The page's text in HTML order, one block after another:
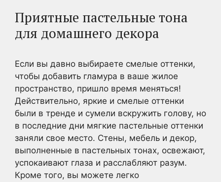
Приятные пастельные тона
для домашнего декора
Если вы давно выбираете смелые оттенки,
чтобы добавить гламура в ваше жилое
пространство, пришло время меняться!
Действительно, яркие и смелые оттенки
были в тренде и сумели вскружить голову, но
в последние дни мягкие пастельные оттенки
заняли свое место. Стены, мебель и декор,
выполненные в пастельных тонах, освежают,
успокаивают глаза и расслабляют разум.
Кроме того, вы можете легко